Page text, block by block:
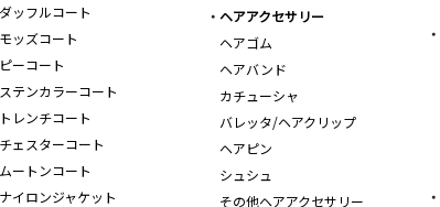
ダッフルコート
モッズコート
ピーコート
ステンカラーコート
トレンチコート
チェスターコート
ムートンコート
ナイロンジャケット
ヘアアクセサリー
ヘアゴム
ヘアバンド
カチューシャ
バレッタ/ヘアクリップ
ヘアピン
シュシュ
その他ヘアアクセサリー